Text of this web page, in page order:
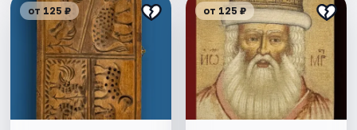
от 125 ₽ от 125 ₽